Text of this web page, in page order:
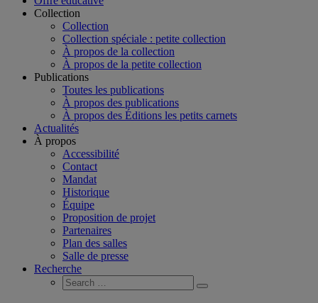
Collection
Collection
Collection spéciale : petite collection
À propos de la collection
À propos de la petite collection
Publications
Toutes les publications
À propos des publications
À propos des Éditions les petits carnets
Actualités
À propos
Accessibilité
Contact
Mandat
Historique
Équipe
Proposition de projet
Partenaires
Plan des salles
Salle de presse
Recherche
Search
for:
Search